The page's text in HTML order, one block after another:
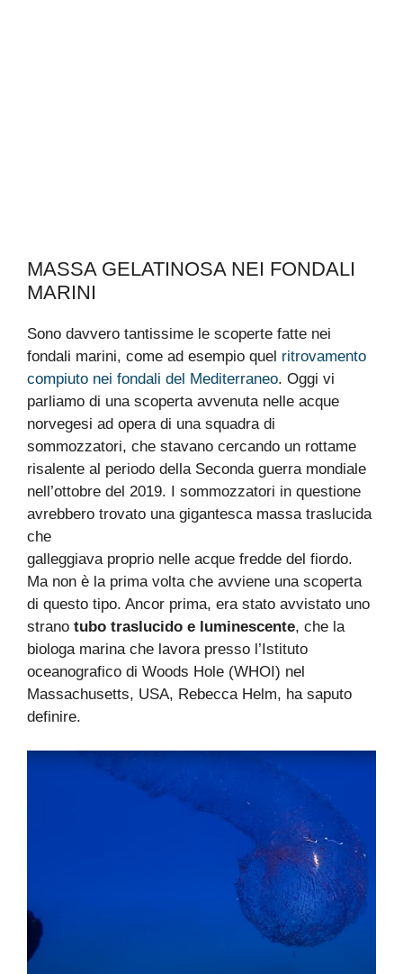
MASSA GELATINOSA NEI FONDALI
MARINI
Sono davvero tantissime le scoperte fatte nei
fondali marini, come ad esempio quel ritrovamento
compiuto nei fondali del Mediterraneo. Oggi vi
parliamo di una scoperta avvenuta nelle acque
norvegesi ad opera di una squadra di
sommozzatori, che stavano cercando un rottame
risalente al periodo della Seconda guerra mondiale
nell’ottobre del 2019. I sommozzatori in questione
avrebbero trovato una gigantesca massa traslucida
che
galleggiava proprio nelle acque fredde del fiordo.
Ma non è la prima volta che avviene una scoperta
di questo tipo. Ancor prima, era stato avvistato uno
strano tubo traslucido e luminescente, che la
biologa marina che lavora presso l’Istituto
oceanografico di Woods Hole (WHOI) nel
Massachusetts, USA, Rebecca Helm, ha saputo
definire.